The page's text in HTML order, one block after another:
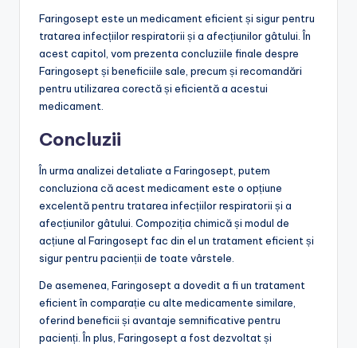
Faringosept este un medicament eficient și sigur pentru
tratarea infecțiilor respiratorii și a afecțiunilor gâtului. În
acest capitol, vom prezenta concluziile finale despre
Faringosept și beneficiile sale, precum și recomandări
pentru utilizarea corectă și eficientă a acestui
medicament.
Concluzii
În urma analizei detaliate a Faringosept, putem
concluziona că acest medicament este o opțiune
excelentă pentru tratarea infecțiilor respiratorii și a
afecțiunilor gâtului. Compoziția chimică și modul de
acțiune al Faringosept fac din el un tratament eficient și
sigur pentru pacienții de toate vârstele.
De asemenea, Faringosept a dovedit a fi un tratament
eficient în comparație cu alte medicamente similare,
oferind beneficii și avantaje semnificative pentru
pacienți. În plus, Faringosept a fost dezvoltat și